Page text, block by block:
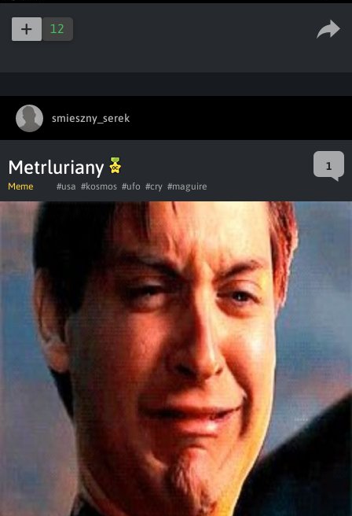
12
smieszny_serek
Metrluriany 1
Meme #usa #kosmos #ufo #cry #maguire